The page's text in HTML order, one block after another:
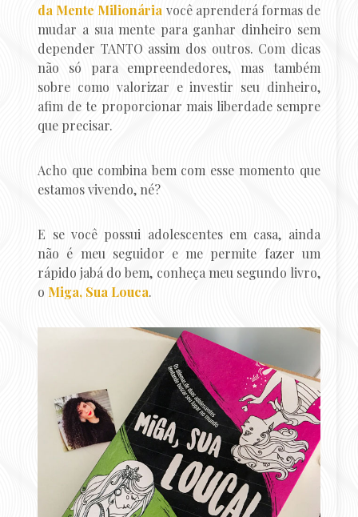
da Mente Milionária você aprenderá formas de
mudar a sua mente para ganhar dinheiro sem
depender TANTO assim dos outros. Com dicas
não só para empreendedores, mas também
sobre como valorizar e investir seu dinheiro,
afim de te proporcionar mais liberdade sempre
que precisar.
Acho que combina bem com esse momento que
estamos vivendo, né?
E se você possui adolescentes em casa, ainda
não é meu seguidor e me permite fazer um
rápido jabá do bem, conheça meu segundo livro,
o Miga, Sua Louca.